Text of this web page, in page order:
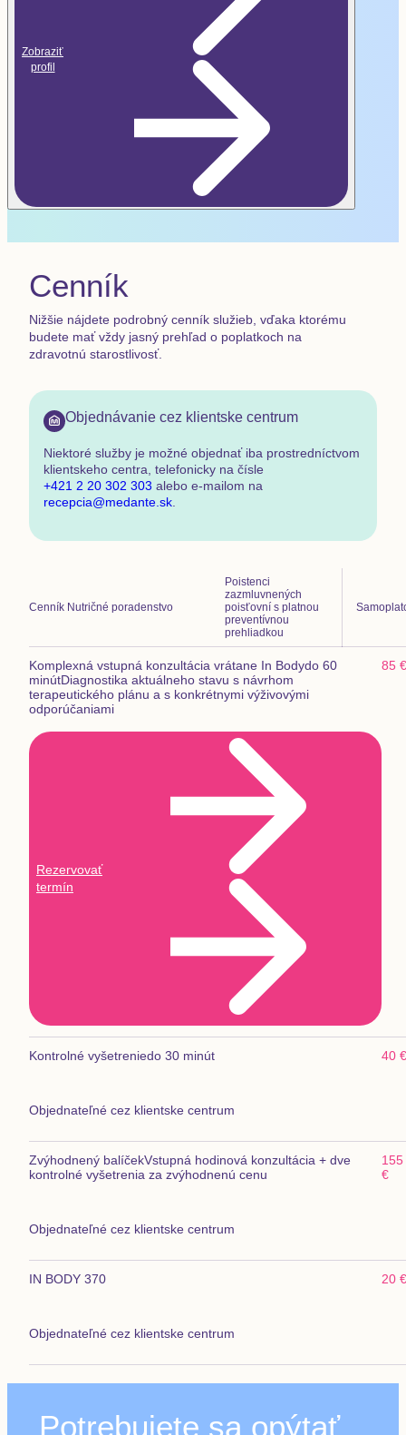
Zobraziť
profil
Cenník
Nižšie nájdete podrobný cenník služieb, vďaka ktorému
budete mať vždy jasný prehľad o poplatkoch na
zdravotnú starostlivosť.
Objednávanie cez klientske centrum
Niektoré služby je možné objednať iba prostredníctvom
klientskeho centra, telefonicky na čísle
+421 2 20 302 303 alebo e-mailom na
recepcia@medante.sk.
Cenník Nutričné poradenstvo
Poistenci
zazmluvnených
poisťovní s platnou
preventívnou
prehliadkou
Komplexná vstupná konzultácia vrátane In Bodydo 60
minútDiagnostika aktuálneho stavu s návrhom
terapeutického plánu a s konkrétnymi výživovými
odporúčaniami
Rezervovať
termín
85 €
Kontrolné vyšetreniedo 30 minút
Objednateľné cez klientske centrum
40 €
Zvýhodnený balíčekVstupná hodinová konzultácia + dve
kontrolné vyšetrenia za zvýhodnenú cenu
Objednateľné cez klientske centrum
155
€
IN BODY 370
Objednateľné cez klientske centrum
20 €
Potrebujete sa opýtať